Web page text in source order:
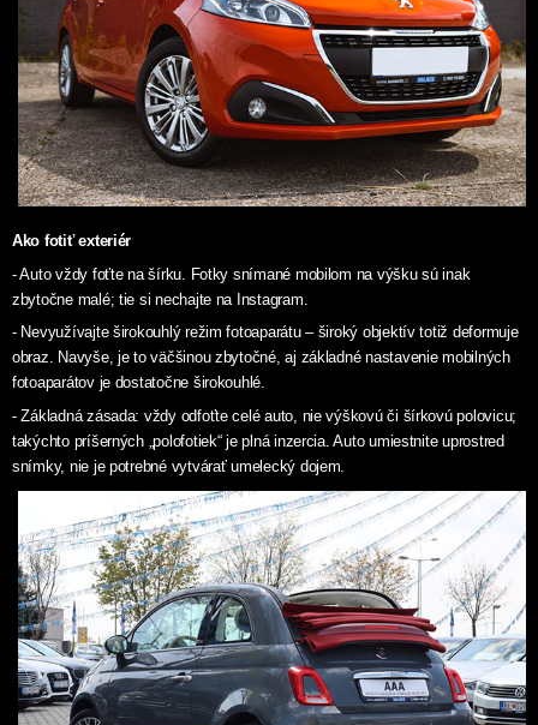
Ako fotiť exteriér
- Auto vždy foťte na šírku. Fotky snímané mobilom na výšku sú inak
zbytočne malé; tie si nechajte na Instagram.
- Nevyužívajte širokouhlý režim fotoaparátu – široký objektív totiž deformuje
obraz. Navyše, je to väčšinou zbytočné, aj základné nastavenie mobilných
fotoaparátov je dostatočne širokouhlé.
- Základná zásada: vždy odfoťte celé auto, nie výškovú či šírkovú polovicu;
takýchto príšerných „polofotiek“ je plná inzercia. Auto umiestnite uprostred
snímky, nie je potrebné vytvárať umelecký dojem.